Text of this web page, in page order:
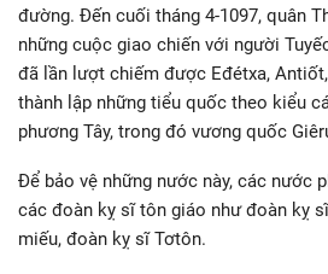
đường. Đến cuối tháng 4-1097, quân
những cuộc giao chiến với người
đã lần lượt chiếm được Eđétxa,
thành lập những tiểu quốc theo kiểu
phương Tây, trong đó vương quốc
Để bảo vệ những nước này, các nước
các đoàn kỵ sĩ tôn giáo như đoàn kỵ
miếu, đoàn kỵ sĩ Tơtôn.